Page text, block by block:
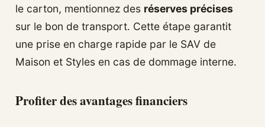
le carton, mentionnez des réserves précises
sur le bon de transport. Cette étape garantit
une prise en charge rapide par le SAV de
Maison et Styles en cas de dommage interne.
Profiter des avantages financiers